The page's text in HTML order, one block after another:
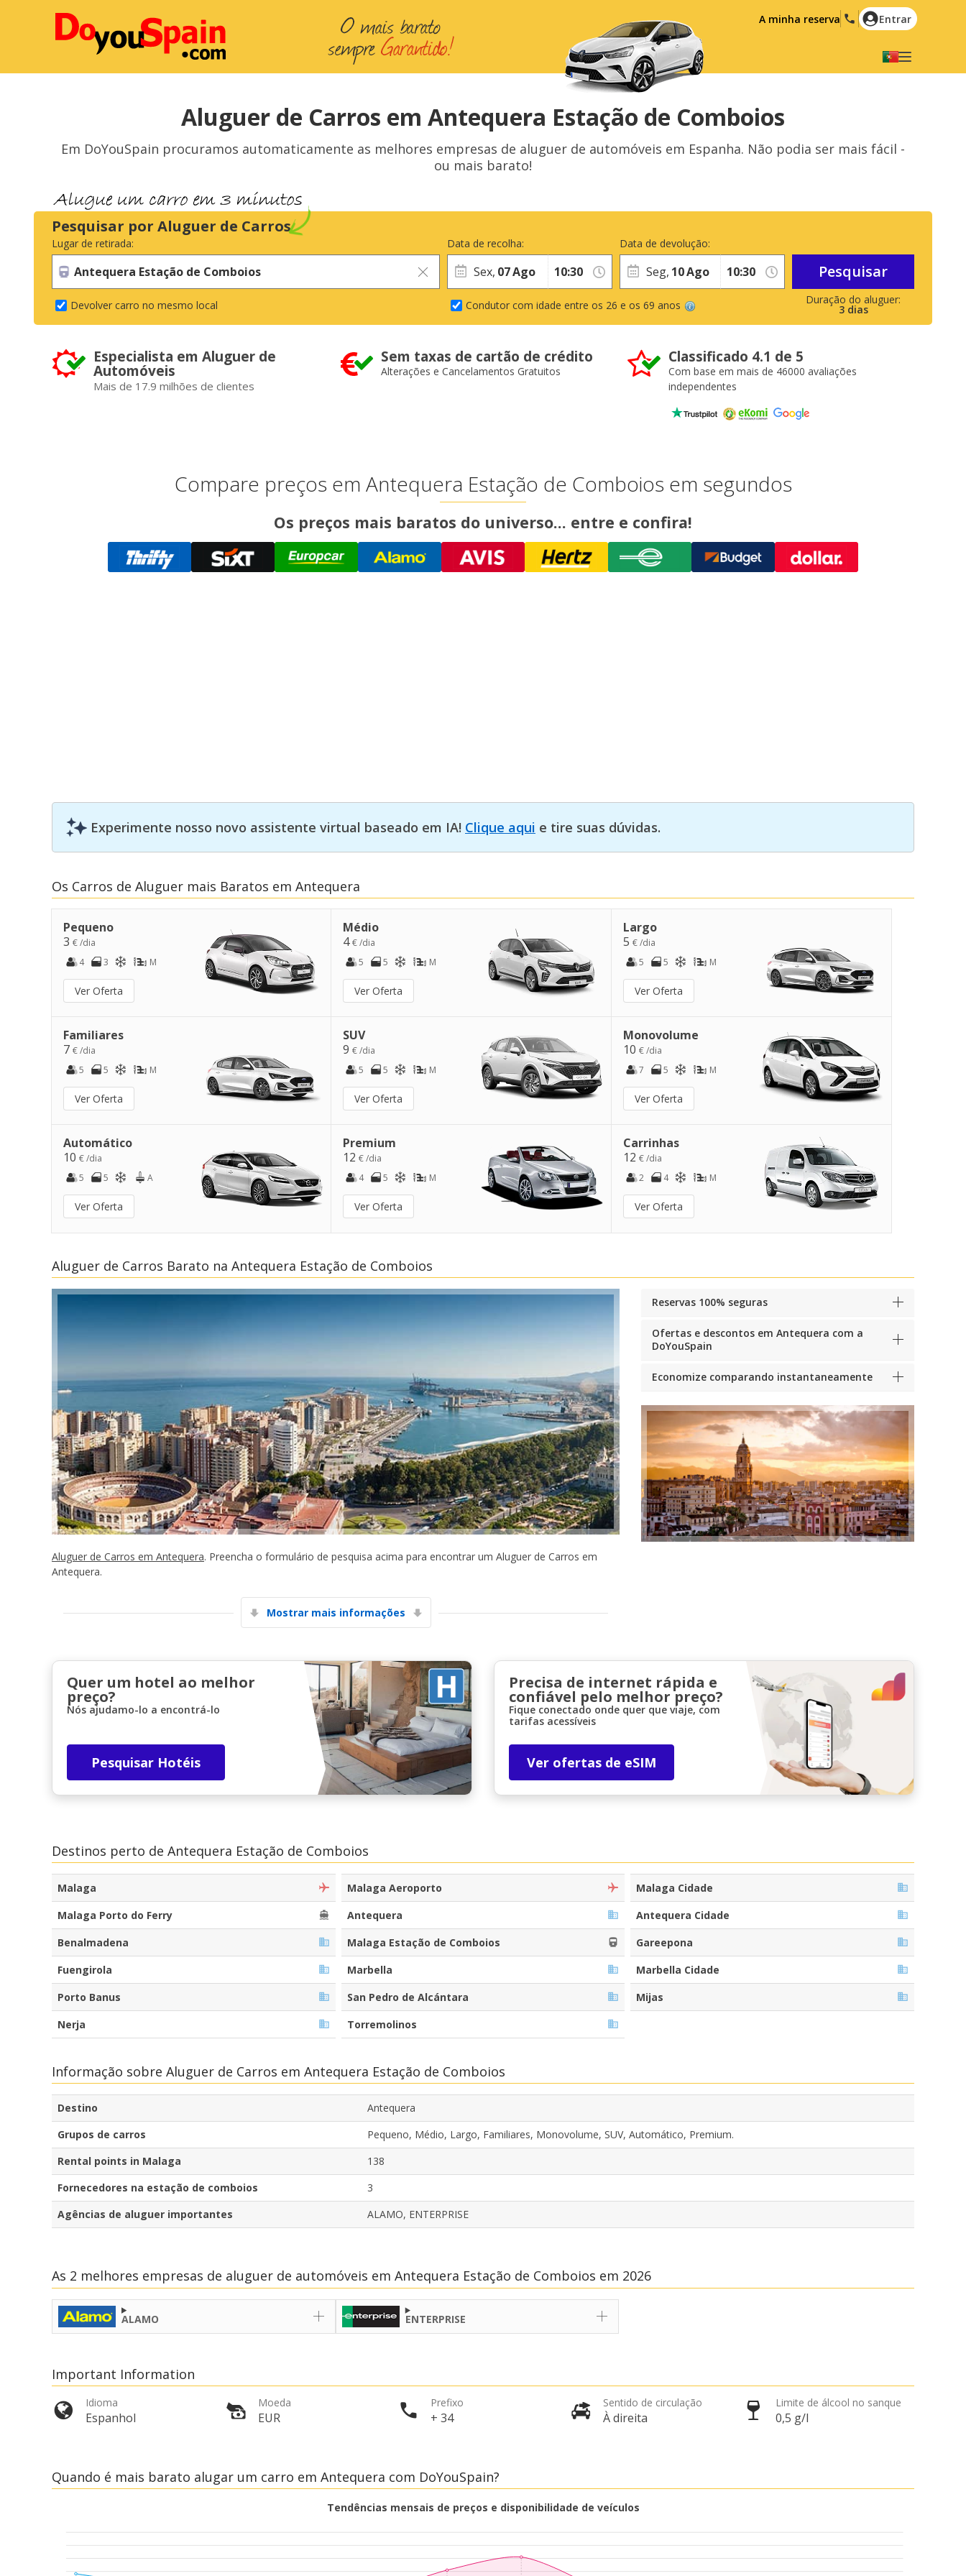
A minha reserva Entrar
English
Italiano
Nederlands
Русский
Hrvatski
العربية
Aluguer de Carros em Antequera Estação de Comboios
Em DoYouSpain procuramos automaticamente as melhores empresas de aluguer de automóveis em Espanha. Não podia ser mais fácil -
ou mais barato!
Pesquisar por Aluguer de Carros
Lugar de retirada:
Devolver carro no mesmo local
Data de recolha:
Sex, 07Ago
3 dias
Data de devolução:
Seg, 10Ago
Condutor com idade entre os 26 e os 69 anos
Pesquisar
Especialista em Aluguer de
Automóveis
Mais de 17.9 milhões de clientes
Sem taxas de cartão de crédito
Alterações e Cancelamentos Gratuitos
Classificado 4.1 de 5
Com base em mais de 46000 avaliações
independentes
Compare preços em Antequera Estação de Comboios em segundos
Os preços mais baratos do universo... entre e confira!
Experimente nosso novo assistente virtual baseado em IA! Clique aqui e tire suas dúvidas.
Os Carros de Aluguer mais Baratos em Antequera
Pequeno
3 € /dia
4
3 M
Ver Oferta
Médio
4€ /dia
5
5 M
Ver Oferta
Largo
5 € /dia
5
5 M
Ver Oferta
Familiares
7 € /dia
5
5 M
Ver Oferta
SUV
9€ /dia
5
5 M
Ver Oferta
Monovolume
10 € /dia
7
5 M
Ver Oferta
Automático
10 € /dia
5
5 A
Ver Oferta
Premium
12€ /dia
4
5 M
Ver Oferta
Carrinhas
12 € /dia
2
4 M
Ver Oferta
Aluguer de Carros Barato na Antequera Estação de Comboios
Aluguer de Carros em Antequera. Preencha o formulário de pesquisa acima para encontrar um Aluguer de Carros em
Antequera.
Mostrar mais informações
Reservas 100% seguras
Ofertas e descontos em Antequera com a
DoYouSpain
Economize comparando instantaneamente
Quer um hotel ao melhor
preço?
Nós ajudamo-lo a encontrá-lo
Pesquisar Hotéis
Precisa de internet rápida e
confiável pelo melhor preço?
Fique conectado onde quer que viaje, com
tarifas acessíveis
Ver ofertas de eSIM
Destinos perto de Antequera Estação de Comboios
Malaga Malaga Aeroporto
Malaga Cidade
Malaga Porto do Ferry
Antequera
Antequera Cidade
Benalmadena
Malaga Estação de Comboios
Gareepona
Fuengirola
Marbella
Marbella Cidade
Porto Banus
San Pedro de Alcántara
Mijas
Nerja
Torremolinos
Informação sobre Aluguer de Carros em Antequera Estação de Comboios
Destino
Antequera
Grupos de carros
Pequeno, Médio, Largo, Familiares, Monovolume, SUV, Automático, Premium.
Rental points in Malaga
138
Fornecedores na estação de comboios
3
Agências de aluguer importantes
ALAMO, ENTERPRISE
As 2 melhores empresas de aluguer de automóveis em Antequera Estação de Comboios em 2026
ALAMO ENTERPRISE
Important Information
Idioma
Espanhol
Moeda
EUR
Prefixo
+ 34
Sentido de circulação
À direita
Limite de álcool no sanque
0,5 g/l
Quando é mais barato alugar um carro em Antequera com DoYouSpain?
Tendências mensais de preços e disponibilidade de veículos
Descontos especiais
Aceda a ofertas exclusivas dos nossos
fornecedores